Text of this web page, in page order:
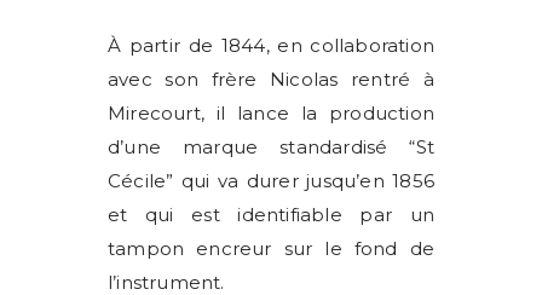
À partir de 1844, en collaboration
avec son frère Nicolas rentré à
Mirecourt, il lance la production
d’une marque standardisé “St
Cécile” qui va durer jusqu’en 1856
et qui est identifiable par un
tampon encreur sur le fond de
l’instrument.